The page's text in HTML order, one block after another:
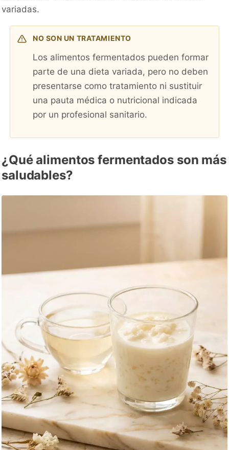
variadas.
NO SON UN TRATAMIENTO
Los alimentos fermentados pueden formar
parte de una dieta variada, pero no deben
presentarse como tratamiento ni sustituir
una pauta médica o nutricional indicada
por un profesional sanitario.
¿Qué alimentos fermentados son más
saludables?